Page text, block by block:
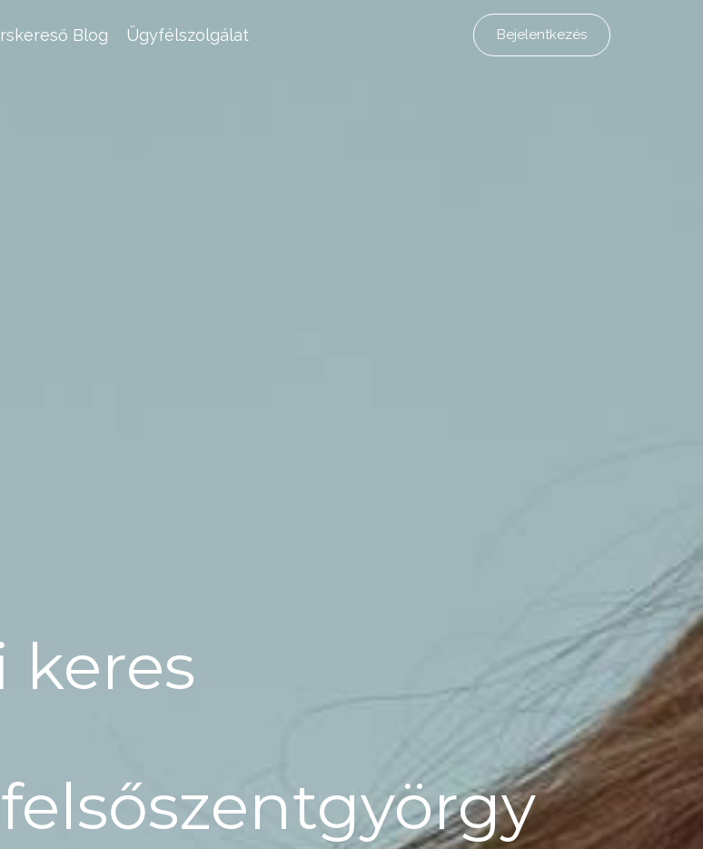
Blog Ügyfélszolgálat Bejelentkezés
keres